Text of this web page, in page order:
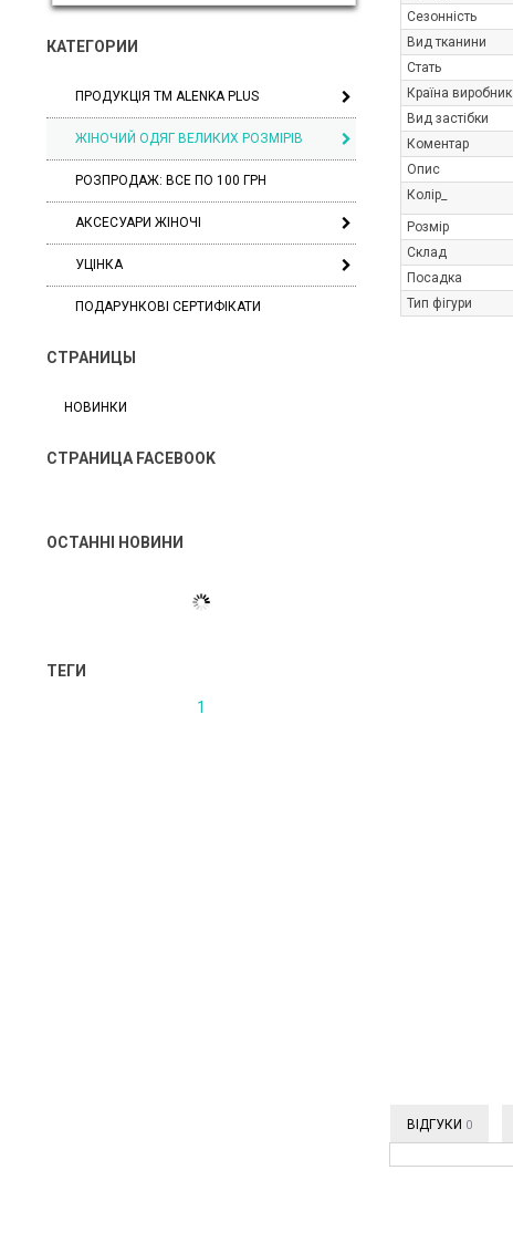
КАТЕГОРИИ
ПРОДУКЦІЯ ТМ ALENKA PLUS
ЖІНОЧИЙ ОДЯГ ВЕЛИКИХ РОЗМІРІВ
РОЗПРОДАЖ: ВСЕ ПО 100 ГРН
АКСЕСУАРИ ЖІНОЧІ
УЦІНКА
ПОДАРУНКОВІ СЕРТИФІКАТИ
СТРАНИЦЫ
НОВИНКИ
СТРАНИЦА FACEBOOK
ОСТАННІ НОВИНИ
ТЕГИ
1
Сезонність
Вид тканини
Стать
Країна виробник
Вид застібки
Коментар
Опис
Колір_
Розмір
Склад
Посадка
Тип фігури
ВІДГУКИ 0